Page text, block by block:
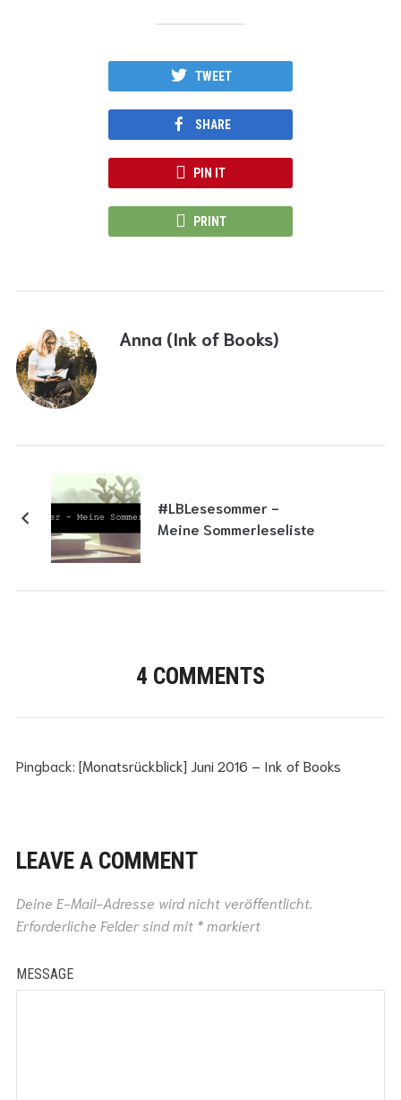
TWEET
SHARE
PIN IT
PRINT
Anna (Ink of Books)
#LBLesesommer -
Meine Sommerleseliste
4 COMMENTS
Pingback: [Monatsrückblick] Juni 2016 – Ink of Books
LEAVE A COMMENT
Deine E-Mail-Adresse wird nicht veröffentlicht.
Erforderliche Felder sind mit *markiert
MESSAGE